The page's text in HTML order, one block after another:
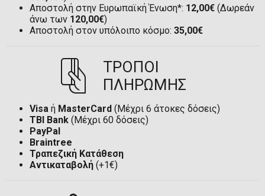
Αποστολή στην Ευρωπαϊκή Ένωση*: 12,00€ (Δωρεάν
άνω των 120,00€)
Αποστολή στον υπόλοιπο κόσμο: 35,00€
ΤΡΟΠΟΙ
ΠΛΗΡΩΜΗΣ
Visa ή MasterCard (Μέχρι 6 άτοκες δόσεις)
TBI Bank (Μέχρι 60 δόσεις)
PayPal
Braintree
Τραπεζική Κατάθεση
Αντικαταβολή (+1€)